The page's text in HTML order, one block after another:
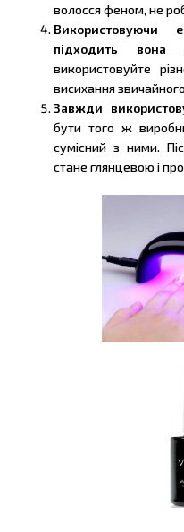
волосся феном, не
Використовуючи
підходить
використовуйте
висихання
Завжди
бути того ж
сумісний з ними.
стане глянцевою і